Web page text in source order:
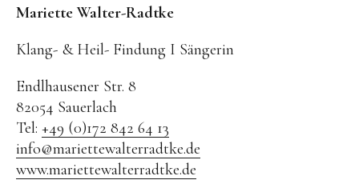
Mariette Walter-Radtke
Klang- & Heil- Findung I Sängerin
Endlhausener Str. 8
82054 Sauerlach
Tel: +49 (0)172 842 64 13
info@mariettewalterradtke.de
www.mariettewalterradtke.de